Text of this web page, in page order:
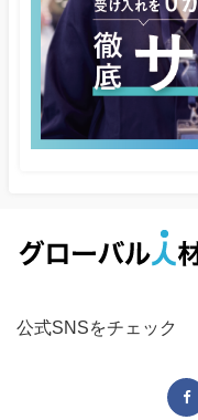
公式SNSをチェック